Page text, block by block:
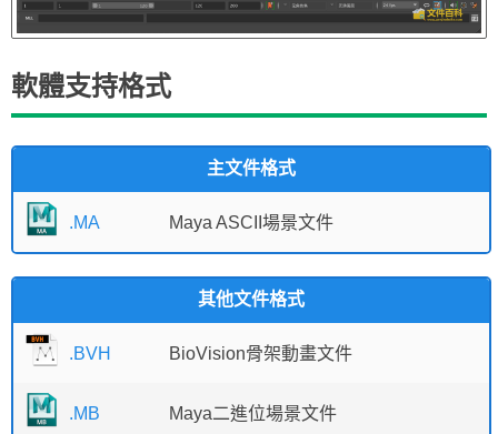
軟體支持格式
主文件格式
.MA Maya ASCII場景文件
其他文件格式
.BVH BioVision骨架動畫文件
.MB Maya二進位場景文件